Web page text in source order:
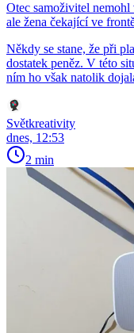
Otec samoživitel
ale žena čekající ve
Někdy se stane, že při
dostatek peněz. V této
ním ho však natolik
Světkreativity
dnes, 12:53
2 min